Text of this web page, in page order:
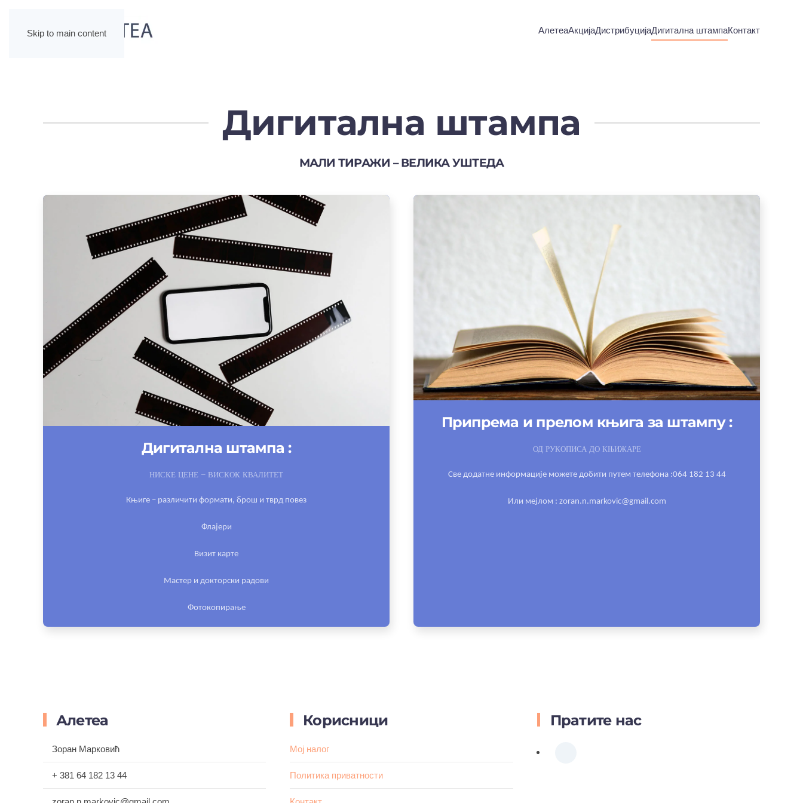
Skip to main content АлетеаАкцијаДистрибуцијаДигитална штампаКонтакт
Дигитална штампа
МАЛИ ТИРАЖИ – ВЕЛИКА УШТЕДА
Дигитална штампа :
НИСКЕ ЦЕНЕ – ВИСКОК КВАЛИТЕТ
Књиге – различити формати, брош и тврд повез
Флајери
Визит карте
Мастер и докторски радови
Фотокопирање
Припрема и прелом књига за штампу :
ОД РУКОПИСА ДО КЊИЖАРЕ
Све додатне информације можете добити путем телефона :064 182 13 44
Или мејлом : zoran.n.markovic@gmail.com
Алетеа
Зоран Марковић
+ 381 64 182 13 44
Корисници
Мој налог
Политика приватности
Пратите нас